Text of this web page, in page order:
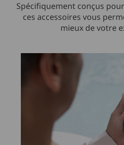
Spécifiquement conçus
ces accessoires vous
mieux de votre